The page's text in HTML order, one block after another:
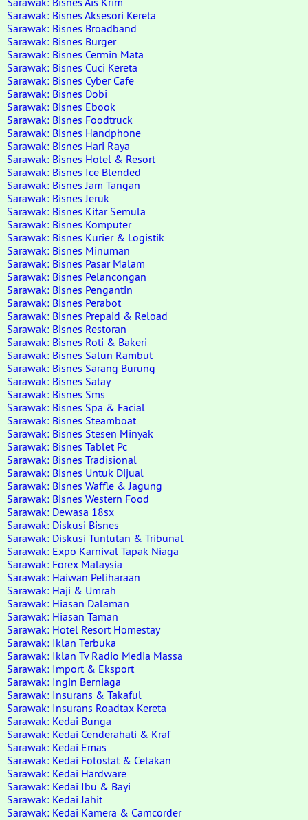
Sarawak: Bisnes Aksesori Kereta
Sarawak: Bisnes Broadband
Sarawak: Bisnes Burger
Sarawak: Bisnes Cermin Mata
Sarawak: Bisnes Cuci Kereta
Sarawak: Bisnes Cyber Cafe
Sarawak: Bisnes Dobi
Sarawak: Bisnes Ebook
Sarawak: Bisnes Foodtruck
Sarawak: Bisnes Handphone
Sarawak: Bisnes Hari Raya
Sarawak: Bisnes Hotel & Resort
Sarawak: Bisnes Ice Blended
Sarawak: Bisnes Jam Tangan
Sarawak: Bisnes Jeruk
Sarawak: Bisnes Kitar Semula
Sarawak: Bisnes Komputer
Sarawak: Bisnes Kurier & Logistik
Sarawak: Bisnes Minuman
Sarawak: Bisnes Pasar Malam
Sarawak: Bisnes Pelancongan
Sarawak: Bisnes Pengantin
Sarawak: Bisnes Perabot
Sarawak: Bisnes Prepaid & Reload
Sarawak: Bisnes Restoran
Sarawak: Bisnes Roti & Bakeri
Sarawak: Bisnes Salun Rambut
Sarawak: Bisnes Sarang Burung
Sarawak: Bisnes Satay
Sarawak: Bisnes Sms
Sarawak: Bisnes Spa & Facial
Sarawak: Bisnes Steamboat
Sarawak: Bisnes Stesen Minyak
Sarawak: Bisnes Tablet Pc
Sarawak: Bisnes Tradisional
Sarawak: Bisnes Untuk Dijual
Sarawak: Bisnes Waffle & Jagung
Sarawak: Bisnes Western Food
Sarawak: Dewasa 18sx
Sarawak: Diskusi Bisnes
Sarawak: Diskusi Tuntutan & Tribunal
Sarawak: Expo Karnival Tapak Niaga
Sarawak: Forex Malaysia
Sarawak: Haiwan Peliharaan
Sarawak: Haji & Umrah
Sarawak: Hiasan Dalaman
Sarawak: Hiasan Taman
Sarawak: Hotel Resort Homestay
Sarawak: Iklan Terbuka
Sarawak: Iklan Tv Radio Media Massa
Sarawak: Import & Eksport
Sarawak: Ingin Berniaga
Sarawak: Insurans & Takaful
Sarawak: Insurans Roadtax Kereta
Sarawak: Kedai Bunga
Sarawak: Kedai Cenderahati & Kraf
Sarawak: Kedai Emas
Sarawak: Kedai Fotostat & Cetakan
Sarawak: Kedai Hardware
Sarawak: Kedai Ibu & Bayi
Sarawak: Kedai Jahit
Sarawak: Kedai Kamera & Camcorder